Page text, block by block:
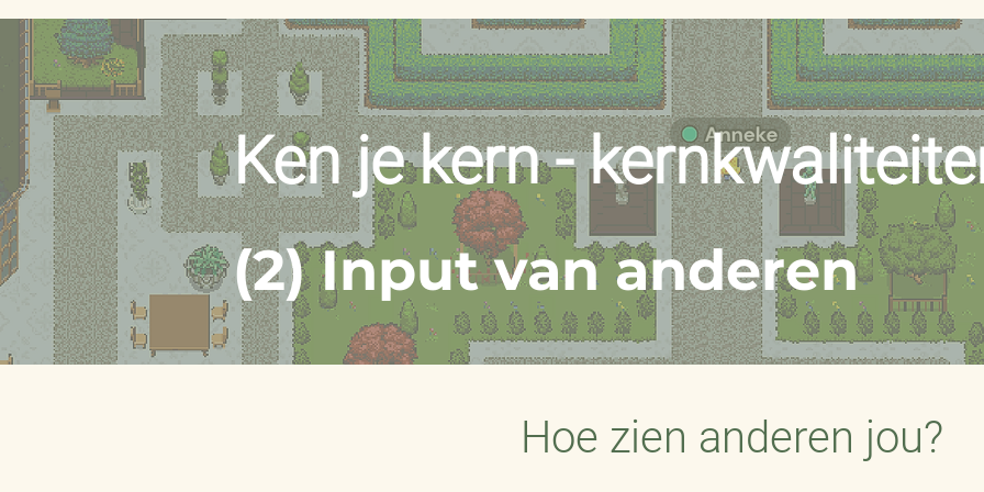
Ken je kern -
(2) Input van anderen
Hoe zien anderen jou?